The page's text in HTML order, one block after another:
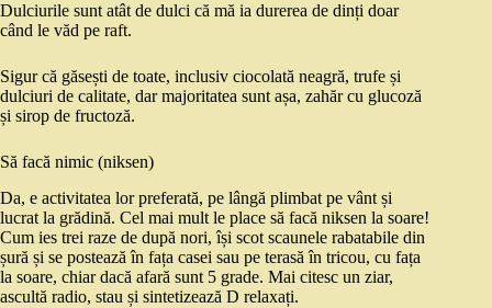
Dulciurile sunt atât de dulci că mă ia durerea de dinți doar
când le văd pe raft.
Sigur că găsești de toate, inclusiv ciocolată neagră, trufe și
dulciuri de calitate, dar majoritatea sunt așa, zahăr cu glucoză
și sirop de fructoză.
Să facă nimic (niksen)
Da, e activitatea lor preferată, pe lângă plimbat pe vânt și
lucrat la grădină. Cel mai mult le place să facă niksen la soare!
Cum ies trei raze de după nori, își scot scaunele rabatabile din
șură și se postează în fața casei sau pe terasă în tricou, cu fața
la soare, chiar dacă afară sunt 5 grade. Mai citesc un ziar,
ascultă radio, stau și sintetizează D relaxați.